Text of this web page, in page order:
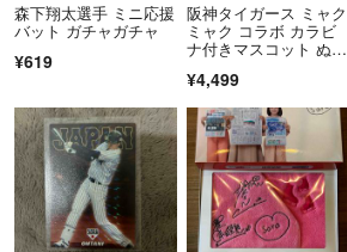
森下翔太選手 ミニ応援
バット ガチャガチャ
¥619
阪神タイガース ミャク
ミャク コラボ カラビ
ナ付きマスコット ぬい
¥4,499